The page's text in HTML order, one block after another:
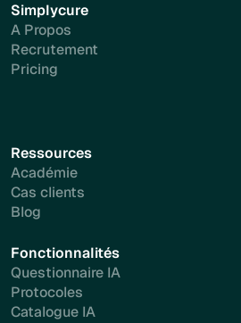
Simplycure
A Propos
Recrutement
Pricing
Ressources
Académie
Cas clients
Blog
Fonctionnalités
Questionnaire IA
Protocoles
Catalogue IA